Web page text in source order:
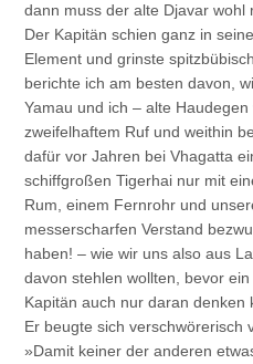
dann muss der alte Djavar wohl
Der Kapitän schien ganz in
Element und grinste
berichte ich am besten davon,
Yamau und ich – alte Haudegen
zweifelhaftem Ruf und weithin
dafür vor Jahren bei Vhagatta
schiffgroßen Tigerhai nur mit
Rum, einem Fernrohr und
messerscharfen Verstand
haben! – wie wir uns also aus
davon stehlen wollten, bevor
Kapitän auch nur daran denken
Er beugte sich verschwörerisch
»Damit keiner der anderen